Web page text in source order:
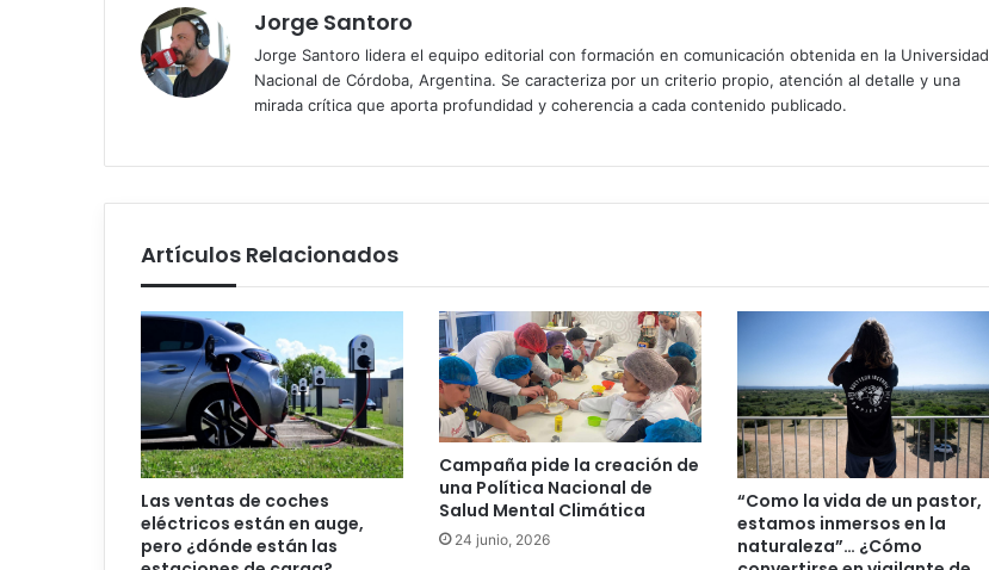
Jorge Santoro
Jorge Santoro lidera el equipo editorial con formación en comunicación obtenida en la Universidad
Nacional de Córdoba, Argentina. Se caracteriza por un criterio propio, atención al detalle y una
mirada crítica que aporta profundidad y coherencia a cada contenido publicado.
Artículos Relacionados
Las ventas de coches
eléctricos están en auge,
pero ¿dónde están las
Campaña pide la creación de
una Política Nacional de
Salud Mental Climática
24 junio, 2026
“Como la vida de un pastor,
estamos inmersos en la
naturaleza”… ¿Cómo